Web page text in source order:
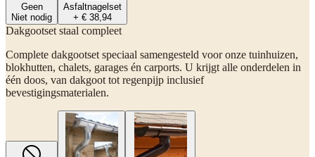
Geen
Niet nodig
Asfaltnagelset
+ € 38,94
Dakgootset staal compleet
Complete dakgootset speciaal samengesteld voor onze tuinhuizen,
blokhutten, chalets, garages én carports. U krijgt alle onderdelen in
één doos, van dakgoot tot regenpijp inclusief
bevestigingsmaterialen.